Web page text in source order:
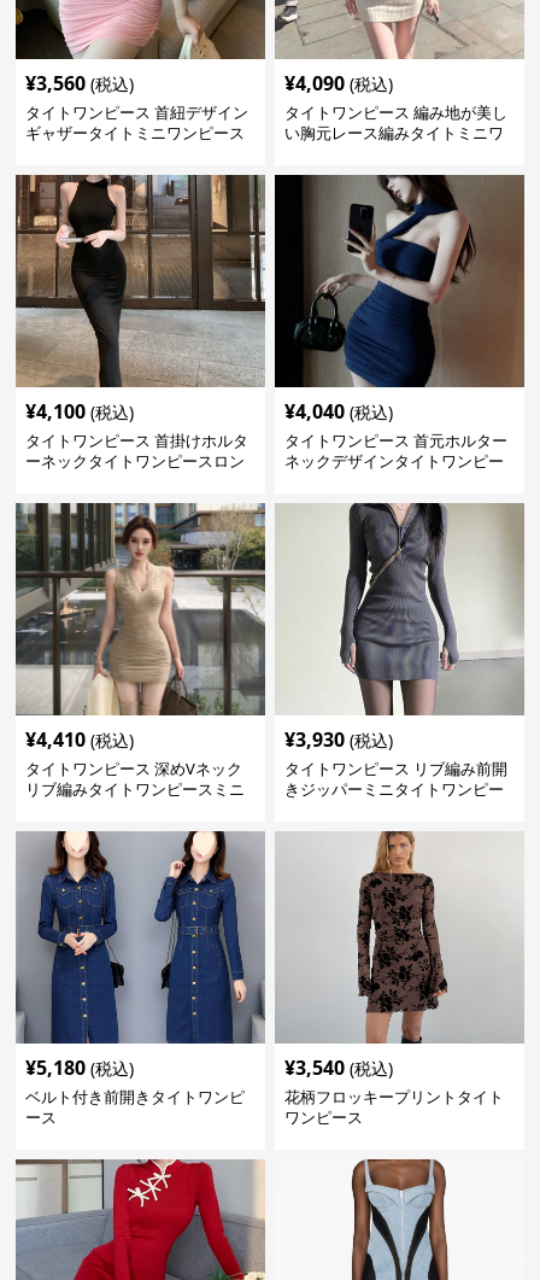
¥3,560 (税込)
タイトワンピース 首紐デザイン
ギャザータイトミニワンピース
¥4,090 (税込)
タイトワンピース 編み地が美し
い胸元レース編みタイトミニワ
¥4,100 (税込)
タイトワンピース 首掛けホルタ
ーネックタイトワンピースロン
¥4,040 (税込)
タイトワンピース 首元ホルター
ネックデザインタイトワンピー
¥4,410 (税込)
タイトワンピース 深めVネック
リブ編みタイトワンピースミニ
¥3,930 (税込)
タイトワンピース リブ編み前開
きジッパーミニタイトワンピー
¥5,180 (税込)
ベルト付き前開きタイトワンピ
ース
¥3,540 (税込)
花柄フロッキープリントタイト
ワンピース